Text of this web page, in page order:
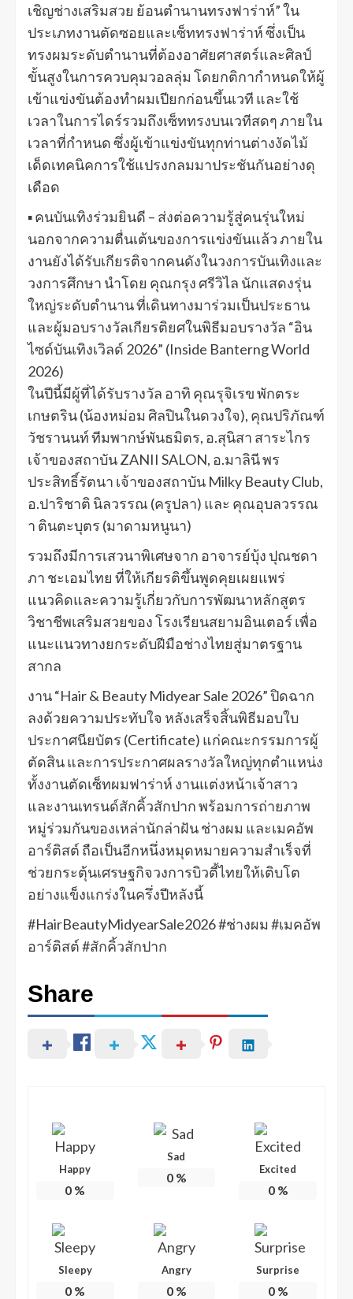
เชิญช่างเสริมสวย ย้อนตำนานทรงฟาร่าห์” ใน
ประเภทงานตัดซอยและเซ็ททรงฟาร่าห์ ซึ่งเป็น
ทรงผมระดับตำนานที่ต้องอาศัยศาสตร์และศิลป์
ขั้นสูงในการควบคุมวอลลุ่ม โดยกติกากำหนดให้ผู้
เข้าแข่งขันต้องทำผมเปียกก่อนขึ้นเวที และใช้
เวลาในการไดร์รวมถึงเซ็ททรงบนเวทีสดๆ ภายใน
เวลาที่กำหนด ซึ่งผู้เข้าแข่งขันทุกท่านต่างงัดไม้
เด็ดเทคนิคการใช้แปรงกลมมาประชันกันอย่างดุ
เดือด
▪ คนบันเทิงร่วมยินดี – ส่งต่อความรู้สู่คนรุ่นใหม่
นอกจากความตื่นเต้นของการแข่งขันแล้ว ภายใน
งานยังได้รับเกียรติจากคนดังในวงการบันเทิงและ
วงการศึกษา นำโดย คุณกรุง ศรีวิไล นักแสดงรุ่น
ใหญ่ระดับตำนาน ที่เดินทางมาร่วมเป็นประธาน
และผู้มอบรางวัลเกียรติยศในพิธีมอบรางวัล “อิน
ไซด์บันเทิงเวิลด์ 2026” (Inside Banterng World
2026)
ในปีนี้มีผู้ที่ได้รับรางวัล อาทิ คุณรุจิเรข พักตระ
เกษตริน (น้องหม่อม ศิลปินในดวงใจ), คุณปริภัณฑ์
วัชรานนท์ ทีมพากษ์พันธมิตร, อ.สุนิสา สาระไกร
เจ้าของสถาบัน ZANII SALON, อ.มาลินี พร
ประสิทธิ์รัตนา เจ้าของสถาบัน Milky Beauty Club,
อ.ปาริชาติ นิลวรรณ (ครูปลา) และ คุณอุบลวรรณ
า ตินตะบุตร (มาดามหนูนา)
รวมถึงมีการเสวนาพิเศษจาก อาจารย์บุ้ง ปุณชดา
ภา ชะเอมไทย ที่ให้เกียรติขึ้นพูดคุยเผยแพร่
แนวคิดและความรู้เกี่ยวกับการพัฒนาหลักสูตร
วิชาชีพเสริมสวยของ โรงเรียนสยามอินเตอร์ เพื่อ
แนะแนวทางยกระดับฝีมือช่างไทยสู่มาตรฐาน
สากล
งาน “Hair & Beauty Midyear Sale 2026” ปิดฉาก
ลงด้วยความประทับใจ หลังเสร็จสิ้นพิธีมอบใบ
ประกาศนียบัตร (Certificate) แก่คณะกรรมการผู้
ตัดสิน และการประกาศผลรางวัลใหญ่ทุกตำแหน่ง
ทั้งงานตัดเซ็ทผมฟาร่าห์ งานแต่งหน้าเจ้าสาว
และงานเทรนด์สักคิ้วสักปาก พร้อมการถ่ายภาพ
หมู่ร่วมกันของเหล่านักล่าฝัน ช่างผม และเมคอัพ
อาร์ติสต์ ถือเป็นอีกหนึ่งหมุดหมายความสำเร็จที่
ช่วยกระตุ้นเศรษฐกิจวงการบิวตี้ไทยให้เติบโต
อย่างแข็งแกร่งในครึ่งปีหลังนี้
#HairBeautyMidyearSale2026 #ช่างผม #เมคอัพ
อาร์ติสต์ #สักคิ้วสักปาก
Share
Happy
0 %
Sad
0%
Excited
0%
Sleepy
0 %
Angry
0%
Surprise
0%